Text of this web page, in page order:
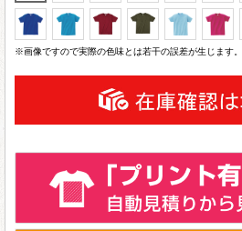
※画像ですので実際の色味とは若干の誤差が生じます。